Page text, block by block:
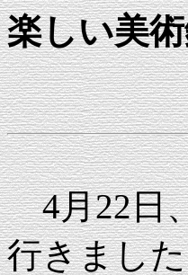
楽しい美
4月22日
行きまし